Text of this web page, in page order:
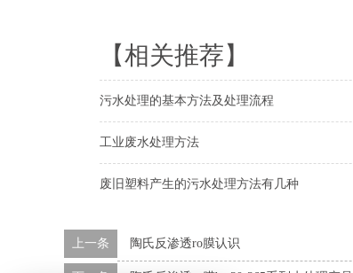
【相关推荐】
污水处理的基本方法及处理流程
工业废水处理方法
废旧塑料产生的污水处理方法有几种
上一条 陶氏反渗透ro膜认识